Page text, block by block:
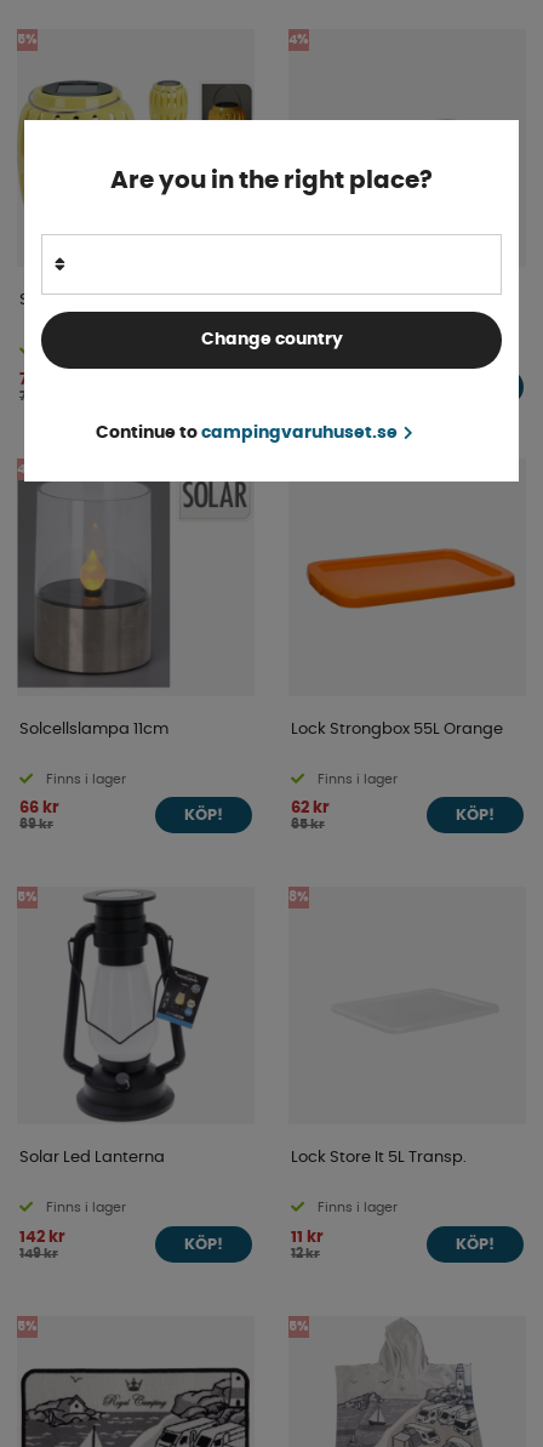
5%
Solcellslanterna 15cm
75 kr
79 kr
4%
Lock Strongbox 27L Orange
Finns i lager
4%
Solcellslampa 11cm
Finns i lager
66 kr
69 kr
KÖP!
Lock Strongbox 55L Orange
Finns i lager
62 kr
65 kr
KÖP!
5%
Solar Led Lanterna
Finns i lager
142 kr
149 kr
KÖP!
8%
Lock Store It 5L Transp.
Finns i lager
11 kr
12 kr
KÖP!
5% 5%
Are you in the right place?
Change country
Continue to campingvaruhuset.se